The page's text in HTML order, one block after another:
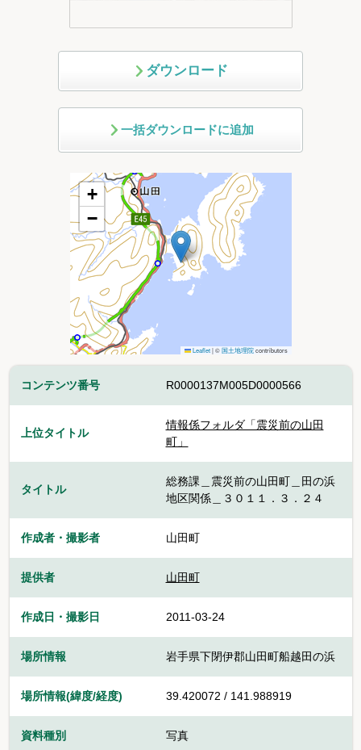
ダウンロード
一括ダウンロードに追加
+
−
Leaflet |©国土地理院contributors
コンテンツ番号 R0000137M005D0000566
上位タイトル
情報係フォルダ「震災前の山田
町」
タイトル
総務課＿震災前の山田町＿田の浜
地区関係＿３０１１．３．２４
作成者・撮影者 山田町
提供者 山田町
作成日・撮影日 2011-03-24
場所情報 岩手県下閉伊郡山田町船越田の浜
場所情報(緯度/経度) 39.420072 / 141.988919
資料種別 写真